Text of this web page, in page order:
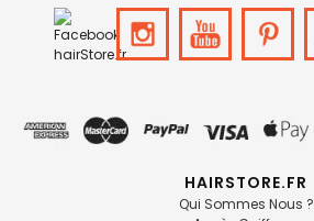
HAIRSTORE.FR
Qui Sommes Nous ?